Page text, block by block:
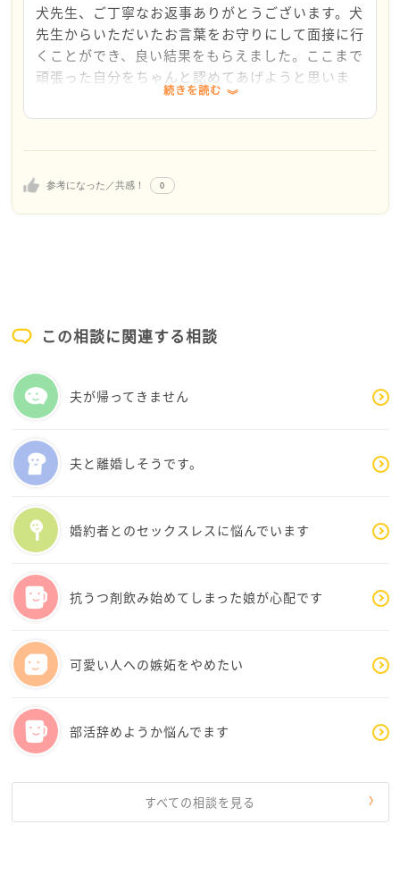
周りの優秀そうな人を見て気後れしたり、志望動機が
「安定」だったことを反省したりしているのですね。
でも、民間のようなガツガツした雰囲気が苦手で安定
を望むことや、周りを気遣って恩返ししたいと思える
優しさこそが、住民に寄り添う公務員として最も大切
な人柄です。決して空っぽではありませんよ!
に見せようと肩肘を張る必要はありません。「まだ若
す。そらさんの歩みは間違っていません。いつでもこ
参考になった／共感！ 0
犬先生、ご丁寧なお返事ありがとうございます。犬
先生からいただいたお言葉をお守りにして面接に行
くことができ、良い結果をもらえました。ここまで
頑張った自分をちゃんと認めてあげようと思いま
す。相談に乗っていただき本当にありがとうござい
ました。
続きを読む
この相談に関連する相談
夫が帰ってきません
夫と離婚しそうです。
婚約者とのセックスレスに悩んでいます
抗うつ剤飲み始めてしまった娘が心配です
可愛い人への嫉妬をやめたい
部活辞めようか悩んでます
すべての相談を見る